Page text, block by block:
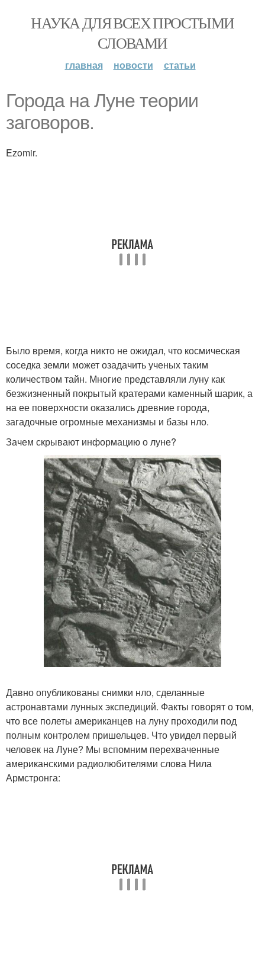
НАУКА ДЛЯ ВСЕХ ПРОСТЫМИ
СЛОВАМИ
главная новости статьи
Города на Луне теории
заговоров.
Ezomir.
Было время, когда никто не ожидал, что космическая
соседка земли может озадачить ученых таким
количеством тайн. Многие представляли луну как
безжизненный покрытый кратерами каменный шарик, а
на ее поверхности оказались древние города,
загадочные огромные механизмы и базы нло.
Зачем скрывают информацию о луне?
Давно опубликованы снимки нло, сделанные
астронавтами лунных экспедиций. Факты говорят о том,
что все полеты американцев на луну проходили под
полным контролем пришельцев. Что увидел первый
человек на Луне? Мы вспомним перехваченные
американскими радиолюбителями слова Нила
Армстронга: